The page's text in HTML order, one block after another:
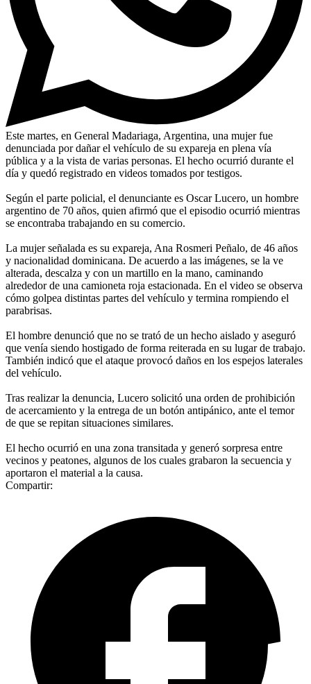
Este martes, en General Madariaga, Argentina, una mujer fue
denunciada por dañar el vehículo de su expareja en plena vía
pública y a la vista de varias personas. El hecho ocurrió durante el
día y quedó registrado en videos tomados por testigos.
Según el parte policial, el denunciante es Oscar Lucero, un hombre
argentino de 70 años, quien afirmó que el episodio ocurrió mientras
se encontraba trabajando en su comercio.
La mujer señalada es su expareja, Ana Rosmeri Peñalo, de 46 años
y nacionalidad dominicana. De acuerdo a las imágenes, se la ve
alterada, descalza y con un martillo en la mano, caminando
alrededor de una camioneta roja estacionada. En el video se observa
cómo golpea distintas partes del vehículo y termina rompiendo el
parabrisas.
El hombre denunció que no se trató de un hecho aislado y aseguró
que venía siendo hostigado de forma reiterada en su lugar de trabajo.
También indicó que el ataque provocó daños en los espejos laterales
del vehículo.
Tras realizar la denuncia, Lucero solicitó una orden de prohibición
de acercamiento y la entrega de un botón antipánico, ante el temor
de que se repitan situaciones similares.
El hecho ocurrió en una zona transitada y generó sorpresa entre
vecinos y peatones, algunos de los cuales grabaron la secuencia y
aportaron el material a la causa.
Compartir: